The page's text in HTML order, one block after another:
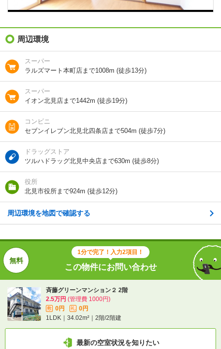
1分で完了！入力2項目！
1LDK｜34.02m²｜2階/2階建
最新の空室状況を知りたい
実際に見学したい 詳しく知りたい
不動産会社に相談したい
電話で問い合わせ
周辺環境
スーパー
ラルズマート本町店まで1008m (徒歩13分)
スーパー
イオン北見店まで1442m (徒歩19分)
コンビニ
セブンイレブン北見北四条店まで504m (徒歩7分)
ドラッグストア
ツルハドラッグ北見中央店まで630m (徒歩8分)
役所
北見市役所まで924m (徒歩12分)
周辺環境を地図で確認する
1分で完了！入力2項目！
この物件にお問い合わせ
斉藤グリーンマンション２ 2階
2.5万円 (管理費 1000円)
敷 0円 礼
0円
1LDK｜34.02m²｜2階/2階建
最新の空室状況を知りたい